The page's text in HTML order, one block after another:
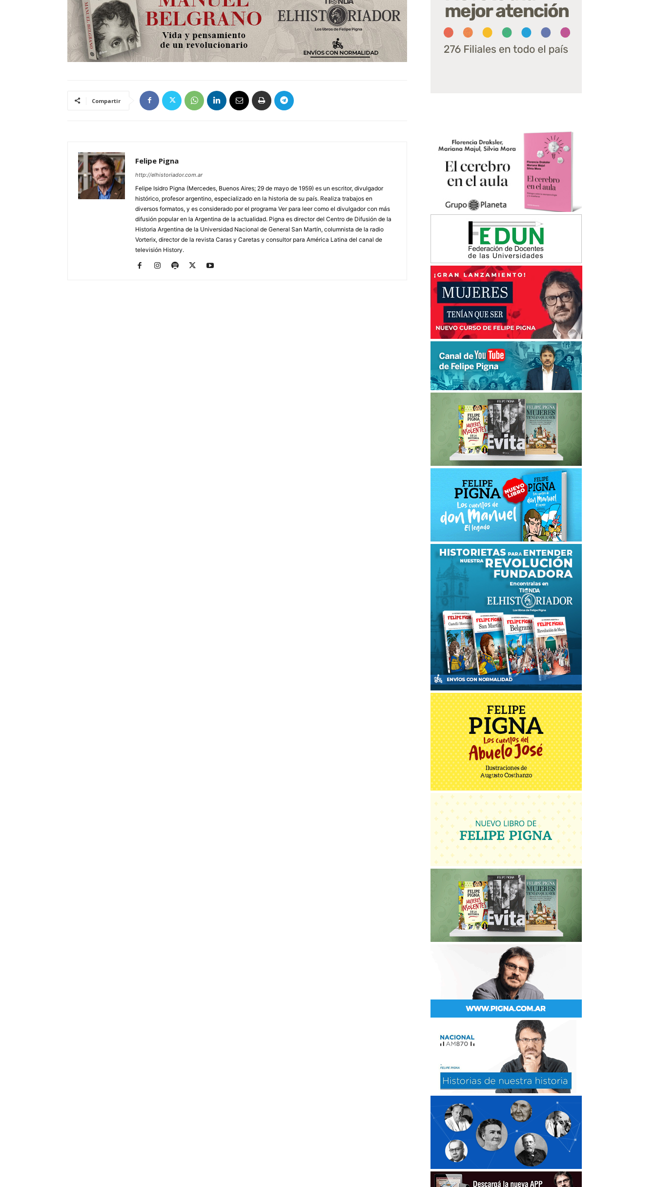
Compartir
Felipe Pigna
http://elhistoriador.com.ar
Felipe Isidro Pigna (Mercedes, Buenos Aires; 29 de mayo de 1959) es un escritor, divulgador
histórico, profesor argentino, especializado en la historia de su país. Realiza trabajos en
diversos formatos, y es considerado por el programa Ver para leer como el divulgador con más
difusión popular en la Argentina de la actualidad. Pigna es director del Centro de Difusión de la
Historia Argentina de la Universidad Nacional de General San Martín, columnista de la radio
Vorterix, director de la revista Caras y Caretas y consultor para América Latina del canal de
televisión History.